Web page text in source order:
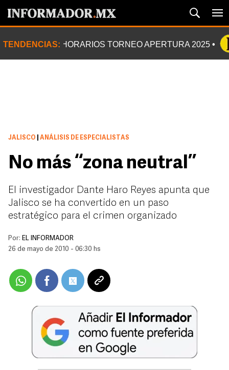
TENDENCIAS: HORARIOS TORNEO APERTURA 2025
JALISCO ANÁLISIS DE ESPECIALISTAS
No más ‘‘zona neutral’’
El investigador Dante Haro Reyes apunta que
Jalisco se ha convertido en un paso
estratégico para el crimen organizado
Por: EL INFORMADOR
26 de mayo de 2010 - 06:30 hs